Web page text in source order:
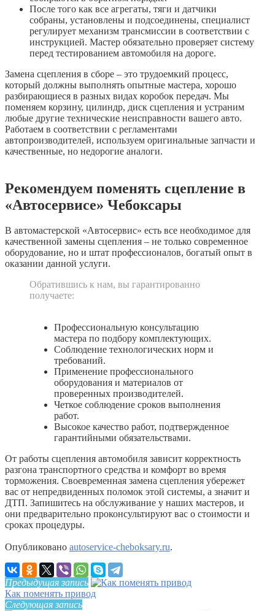
После того как все агрегаты, тяги и датчики
собраны, установлены и подсоединены, специалист
регулирует механизм трансмиссии в соответствии с
инструкцией. Мастер обязательно проверяет систему
перед тестированием автомобиля на дороге.
Замена сцепления в сборе – это трудоемкий процесс,
который должны выполнять опытные мастера, хорошо
разбирающиеся в разных видах коробок передач. Мы
поменяем корзину, цилиндр, диск сцепления и устраним
любые другие технические неисправности вашего авто.
Работаем в соответствии с регламентами
автопроизводителей, используем оригинальные запчасти и
качественные, но недорогие аналоги.
Рекомендуем поменять сцепление в
«Автосервисе» Чебоксары
В автомастерской «Автосервис» есть все необходимое для
качественной замены сцепления – не только современное
оборудование, но и штат профессионалов, богатый опыт в
оказании данной услуги.
Обратившись к нам, вы гарантированно
получаете:
Профессиональную консультацию
мастера по подбору комплектующих.
Соблюдение технологических норм и
требований.
Применение профессионального
оборудования и материалов от
проверенных производителей.
Четкое соблюдение сроков выполнения
работ.
Высокое качество работ, подтвержденное
гарантийными обязательствами.
От работы сцепления автомобиля зависит корректность
разгона транспортного средства и комфорт во время
торможения. Своевременная замена сцепления убережет
вас от непредвиденных поломок этой системы, а значит и
ДТП. Запишитесь на обслуживание у наших мастеров, и
они предварительно проконсультируют вас о стоимости и
сроках процедуры.
Опубликовано autoservice-cheboksary.ru.
Предыдущая запись
Как поменять привод
Следующая запись